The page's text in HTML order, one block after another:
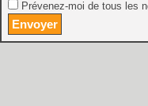
Prévenez-moi de tous les